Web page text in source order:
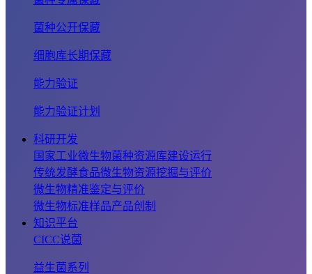
菌种公开保藏
细胞库长期保藏
能力验证
能力验证计划
科研开发
国家工业微生物菌种资源库建设运行
传统发酵食品微生物资源挖掘与评价
微生物精准鉴定与评价
微生物标准样品产品创制
知识平台
CICC说菌
益生菌系列